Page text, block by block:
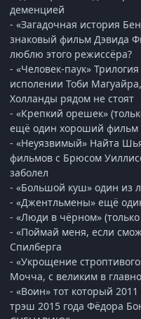
деменцией
- «Загадочная история
знаковый фильм Дэвида
люблю этого режиссёра?
- «Человек-паук»
исполении Тоби
Холланды рядом не стоят
- «Крепкий орешек»
ещё один хороший
- «Неуязвимый» Найта
фильмов с Брюсом
заболел
- «Большой куш» один из
- «Джентльмены» ещё
- «Люди в чёрном»
- «Поймай меня, если
Спилберга
- «Укрощение
Мочча, с великим в
- «Воин» тот который
трэш 2015 года Фёдора